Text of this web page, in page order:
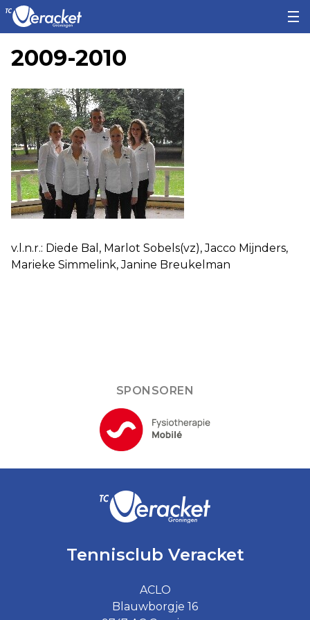
2009-2010
v.l.n.r.: Diede Bal, Marlot Sobels(vz), Jacco Mijnders,
Marieke Simmelink, Janine Breukelman
SPONSOREN
Tennisclub Veracket
ACLO
Blauwborgje 16